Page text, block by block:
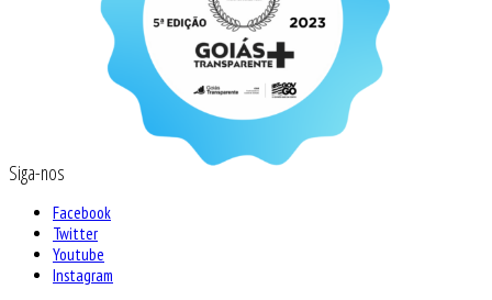
Siga-nos
Facebook
Twitter
Youtube
Instagram